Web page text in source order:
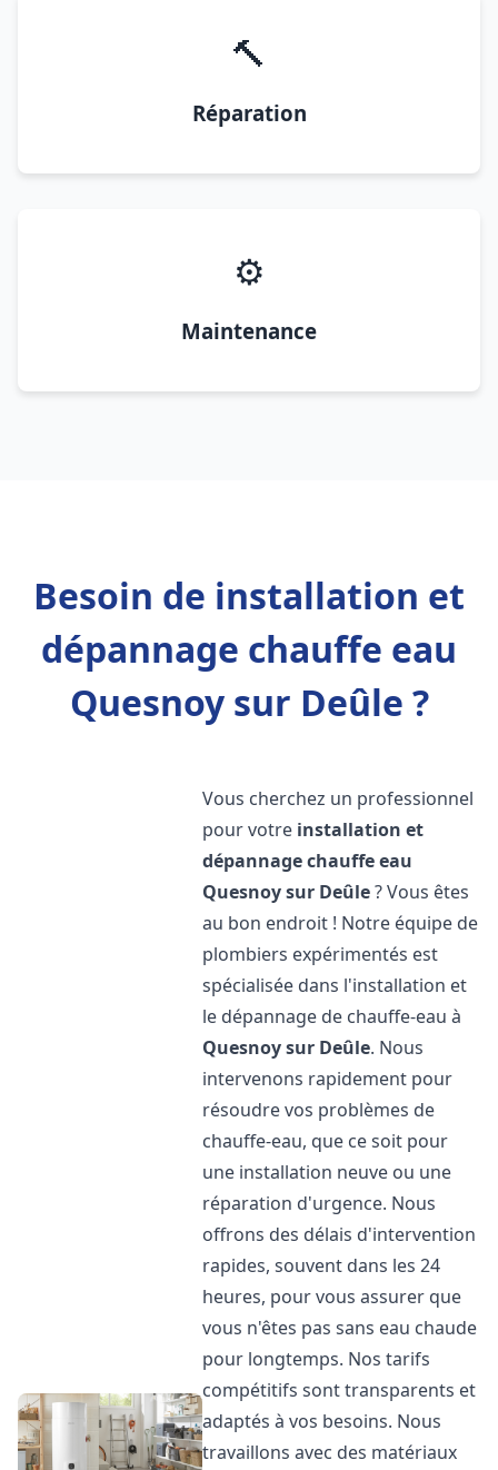
🔨
Réparation
⚙️
Maintenance
Besoin de installation et
dépannage chauffe eau
Quesnoy sur Deûle ?
Vous cherchez un professionnel
pour votre installation et
dépannage chauffe eau
Quesnoy sur Deûle? Vous êtes
au bon endroit ! Notre équipe de
plombiers expérimentés est
spécialisée dans l'installation et
le dépannage de chauffe-eau à
Quesnoy sur Deûle. Nous
intervenons rapidement pour
résoudre vos problèmes de
chauffe-eau, que ce soit pour
une installation neuve ou une
réparation d'urgence. Nous
offrons des délais d'intervention
rapides, souvent dans les 24
heures, pour vous assurer que
vous n'êtes pas sans eau chaude
pour longtemps. Nos tarifs
compétitifs sont transparents et
adaptés à vos besoins. Nous
travaillons avec des matériaux